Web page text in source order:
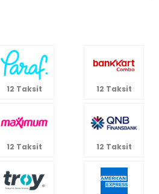
12 Taksit 12 Taksit
12 Taksit 12 Taksit